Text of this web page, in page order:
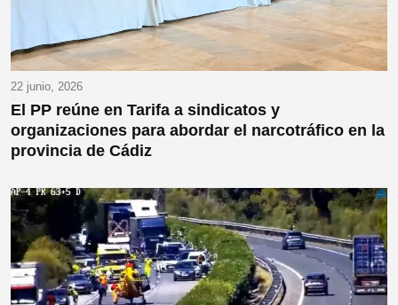
22 junio, 2026
El PP reúne en Tarifa a sindicatos y
organizaciones para abordar el narcotráfico en la
provincia de Cádiz